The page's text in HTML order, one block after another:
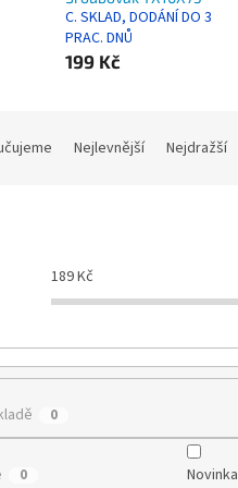
C. SKLAD, DODÁNÍ DO 3
PRAC. DNŮ
199 Kč
Nejlevnější Nejdražší
189Kč
0
0 Novinka